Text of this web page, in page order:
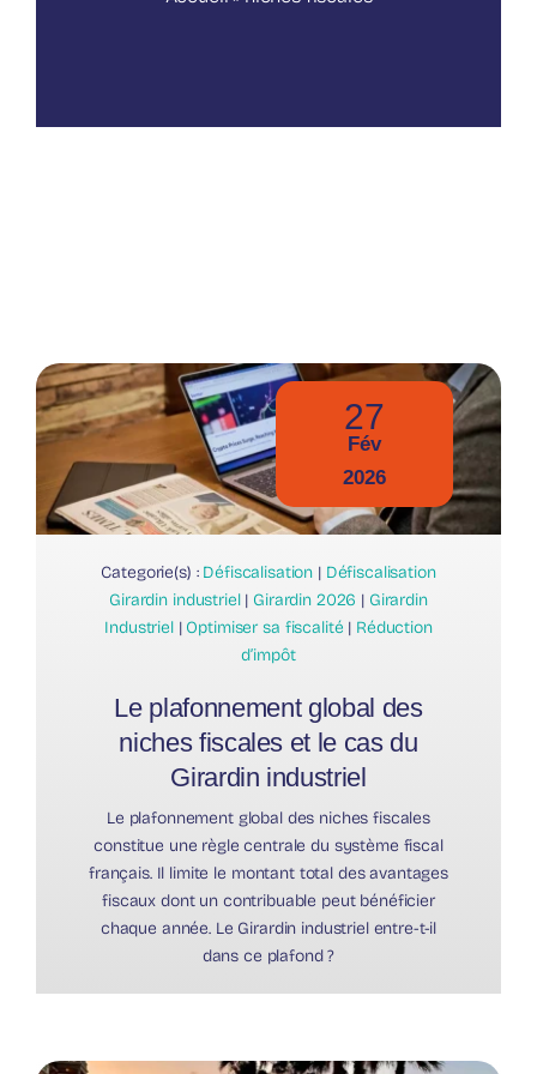
27
Fév
2026
Categorie(s) : Défiscalisation | Défiscalisation
Girardin industriel| Girardin 2026 | Girardin
Industriel| Optimiser sa fiscalité | Réduction
d’impôt
Le plafonnement global des
niches fiscales et le cas du
Girardin industriel
Le plafonnement global des niches fiscales
constitue une règle centrale du système fiscal
français. Il limite le montant total des avantages
fiscaux dont un contribuable peut bénéficier
chaque année. Le Girardin industriel entre-t-il
dans ce plafond ?